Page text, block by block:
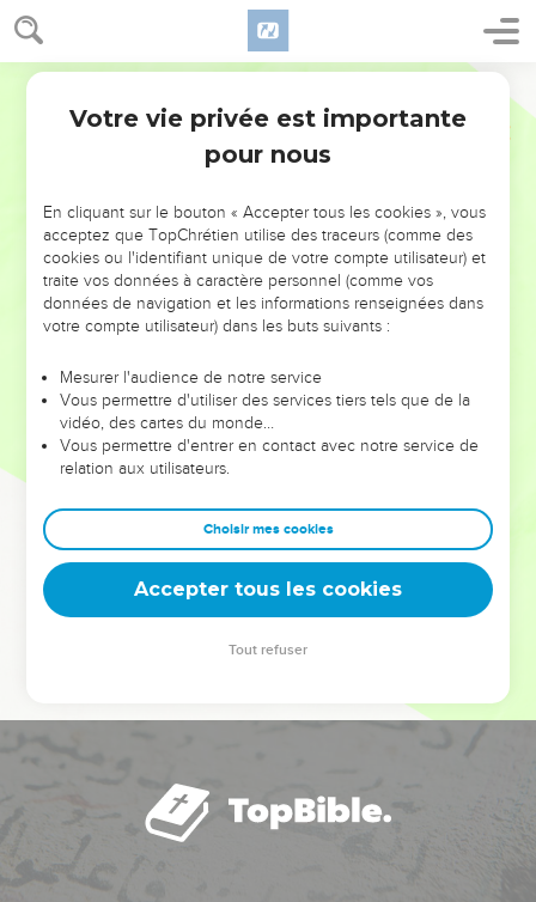
NE MANQUEZ PAS L’ÉVÉNEMENT
DE L’ANNÉE !
ET SI LEURS ERREURS POUVAIENT VOUS ÉVITER LES
VOTRES ?
leur foi ou leur vision. Mais on voit moins les doutes, les erreurs
et les saisons difficiles qu'ils ont traversés, alors même que ce
sont elles qui les ont façonnés.
Dans cette conférence, leaders, entrepreneurs, et responsables
clés pour avancer avec plus de sagesse afin que leurs erreurs
deviennent vos tremplins. Que vous guidiez un ministère, une
équipe, un groupe ou une famille, leur expérience est faite
Votre vie privée est importante
pour nous
En cliquant sur le bouton « Accepter tous les cookies », vous
acceptez que TopChrétien utilise des traceurs (comme des
cookies ou l'identifiant unique de votre compte utilisateur) et
traite vos données à caractère personnel (comme vos
données de navigation et les informations renseignées dans
votre compte utilisateur) dans les buts suivants :
Mesurer l'audience de notre service
Vous permettre d'utiliser des services tiers tels que de la
vidéo, des cartes du monde…
Vous permettre d'entrer en contact avec notre service de
relation aux utilisateurs.
Choisir mes cookies
Accepter tous les cookies
Tout refuser